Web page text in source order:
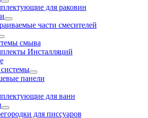
для раковин
части смесителей
смыва
Инсталляций
панели
для ванн
для писсуаров